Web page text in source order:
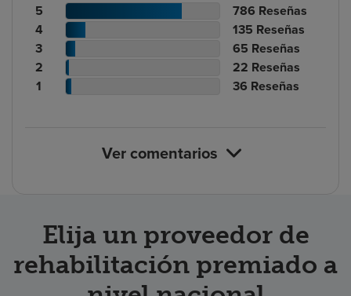
Recuento
de
calificaciones
de
pacientes
5
N.º
de
reseñas
786 Reseñas
Recuento
de
calificaciones
de
4
N.º
de
reseñas
135 Reseñas
Recuento
de
calificaciones
3
N.º
de
reseñas
65 Reseñas
Recuento
de
2
N.º
de
22 Reseñas
Recuento
1
N.º
36 Reseñas
Ver comentarios
Elija un proveedor de
rehabilitación premiado a